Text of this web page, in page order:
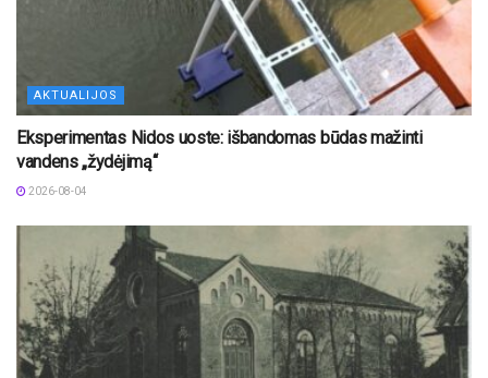
AKTUALIJOS
Eksperimentas Nidos uoste: išbandomas būdas mažinti
vandens „žydėjimą“
2026-08-04